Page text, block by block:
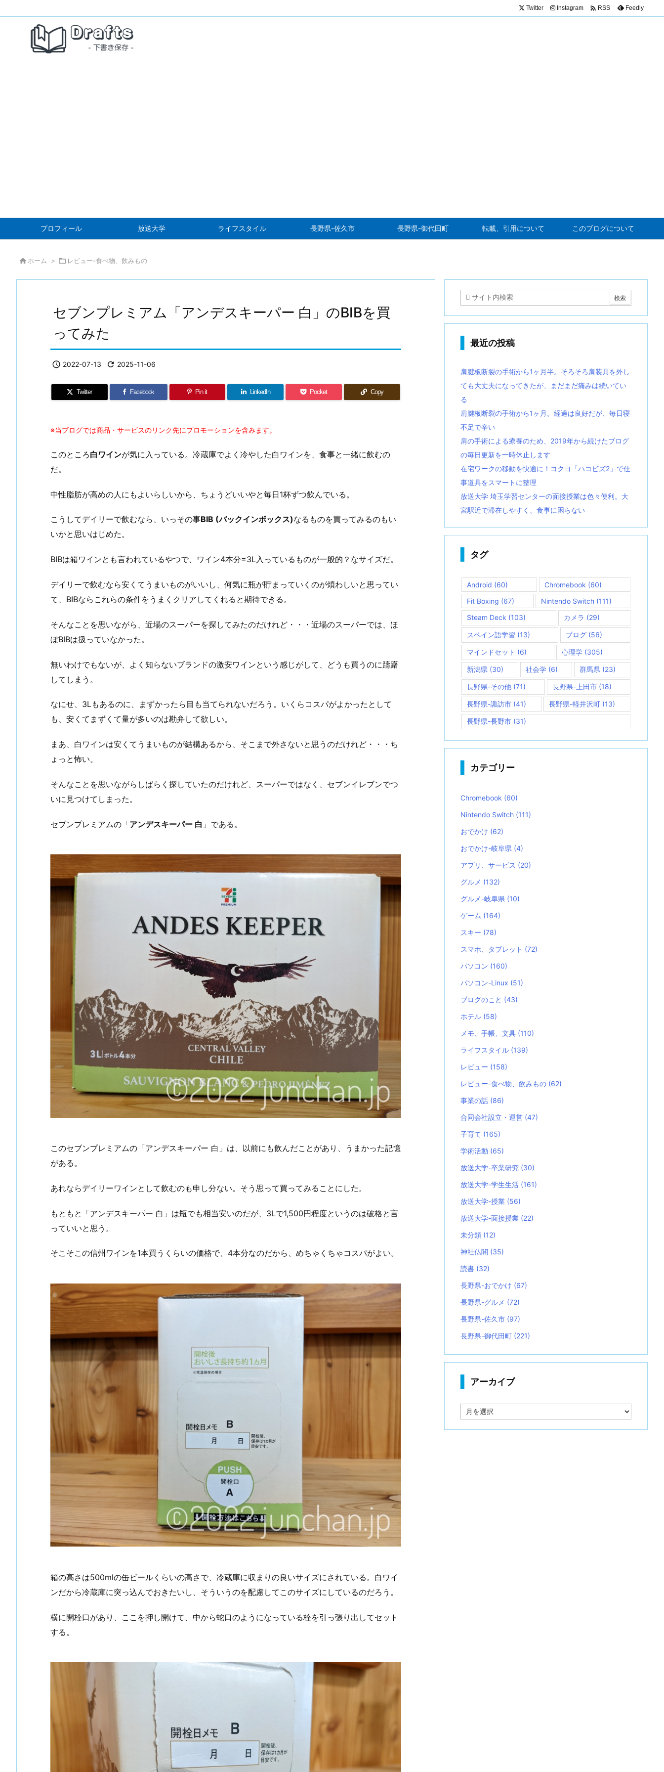
プロフィール 放送大学 ライフスタイル 長野県-佐久市 長野県-御代田町 転載、引用について このブログについて
Twitter Instagram  RSS Feedly
 ホーム >  レビュー-食べ物、飲みもの
セブンプレミアム「アンデスキーパー 白」のBIBを買
ってみた
 2022-07-13  2025-11-06
Twitter Facebook Pin it LinkedIn Pocket Copy
※当ブログでは商品・サービスのリンク先にプロモーションを含みます。
このところ白ワインが気に入っている。冷蔵庫でよく冷やした白ワインを、食事と一緒に飲むの
だ。
中性脂肪が高めの人にもよいらしいから、ちょうどいいやと毎日1杯ずつ飲んでいる。
こうしてデイリーで飲むなら、いっその事BIB (バックインボックス)なるものを買ってみるのもい
いかと思いはじめた。
BIBは箱ワインとも言われているやつで、ワイン4本分=3L入っているものが一般的？なサイズだ。
デイリーで飲むなら安くてうまいものがいいし、何気に瓶が貯まっていくのが煩わしいと思ってい
て、BIBならこれらの条件をうまくクリアしてくれると期待できる。
そんなことを思いながら、近場のスーパーを探してみたのだけれど・・・近場のスーパーでは、ほ
ぼBIBは扱っていなかった。
無いわけでもないが、よく知らないブランドの激安ワインという感じがして、どうも買うのに躊躇
してしまう。
なにせ、3Lもあるのに、まずかったら目も当てられないだろう。いくらコスパがよかったとして
も、安くてまずくて量が多いのは勘弁して欲しい。
まあ、白ワインは安くてうまいものが結構あるから、そこまで外さないと思うのだけれど・・・ち
ょっと怖い。
そんなことを思いながらしばらく探していたのだけれど、スーパーではなく、セブンイレブンでつ
いに見つけてしまった。
セブンプレミアムの「アンデスキーパー 白 」である。
このセブンプレミアムの「アンデスキーパー 白」は、以前にも飲んだことがあり、うまかった記憶
がある。
あれならデイリーワインとして飲むのも申し分ない。そう思って買ってみることにした。
もともと「アンデスキーパー 白」は瓶でも相当安いのだが、3Lで1,500円程度というのは破格と言
っていいと思う。
そこそこの信州ワインを1本買うくらいの価格で、4本分なのだから、めちゃくちゃコスパがよい。
箱の高さは500mlの缶ビールくらいの高さで、冷蔵庫に収まりの良いサイズにされている。白ワイ
ンだから冷蔵庫に突っ込んでおきたいし、そういうのを配慮してこのサイズにしているのだろう。
横に開栓口があり、ここを押し開けて、中から蛇口のようになっている栓を引っ張り出してセット
する。
最近の投稿
肩腱板断裂の手術から1ヶ月半。そろそろ肩装具を外し
ても大丈夫になってきたが、まだまだ痛みは続いてい
る
肩腱板断裂の手術から1ヶ月。経過は良好だが、毎日寝
不足で辛い
肩の手術による療養のため、2019年から続けたブログ
の毎日更新を一時休止します
在宅ワークの移動を快適に！コクヨ「ハコビズ2」で仕
事道具をスマートに整理
放送大学 埼玉学習センターの面接授業は色々便利。大
宮駅近で滞在しやすく、食事に困らない
タグ
Android (60) Chromebook (60)
Fit Boxing (67) Nintendo Switch(111)
Steam Deck (103) カメラ (29)
スペイン語学習 (13) ブログ (56)
マインドセット (6) 心理学 (305)
新潟県 (30) 社会学(6) 群馬県 (23)
長野県-その他 (71) 長野県-上田市(18)
長野県-諏訪市 (41) 長野県-軽井沢町 (13)
長野県-長野市 (31)
カテゴリー
Chromebook (60)
Nintendo Switch (111)
おでかけ (62)
おでかけ-岐阜県 (4)
アプリ、サービス (20)
グルメ (132)
グルメ-岐阜県 (10)
ゲーム (164)
スキー (78)
スマホ、タブレット (72)
パソコン (160)
パソコン-Linux (51)
ブログのこと (43)
ホテル (58)
メモ、手帳、文具 (110)
ライフスタイル (139)
レビュー (158)
レビュー-食べ物、飲みもの (62)
事業の話 (86)
合同会社設立・運営 (47)
子育て (165)
学術活動 (65)
放送大学-卒業研究 (30)
放送大学-学生生活 (161)
放送大学-授業 (56)
放送大学-面接授業 (22)
未分類 (12)
神社仏閣 (35)
読書 (32)
長野県-おでかけ (67)
長野県-グルメ (72)
長野県-佐久市 (97)
長野県-御代田町 (221)
アーカイブ
ー